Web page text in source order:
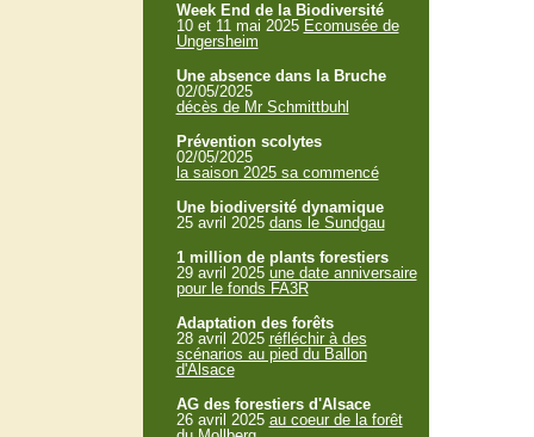
Week End de la Biodiversité
10 et 11 mai 2025 Ecomusée de
Ungersheim
Une absence dans la Bruche
02/05/2025
décès de Mr Schmittbuhl
Prévention scolytes
02/05/2025
la saison 2025 sa commencé
Une biodiversité dynamique
25 avril 2025 dans le Sundgau
1 million de plants forestiers
29 avril 2025 une date anniversaire
pour le fonds FA3R
Adaptation des forêts
28 avril 2025 réfléchir à des
scénarios au pied du Ballon
d'Alsace
AG des forestiers d'Alsace
26 avril 2025 au coeur de la forêt